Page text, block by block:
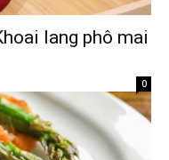
lang phô mai
0